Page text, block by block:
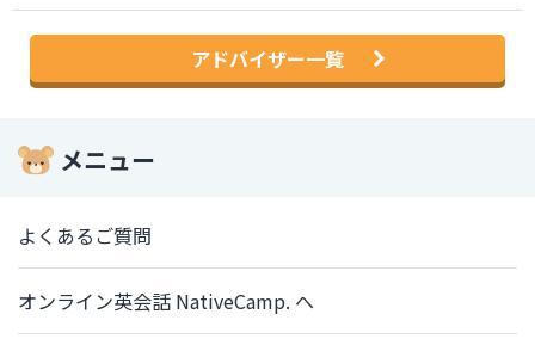
アドバイザー一覧
メニュー
よくあるご質問
オンライン英会話 NativeCamp. へ